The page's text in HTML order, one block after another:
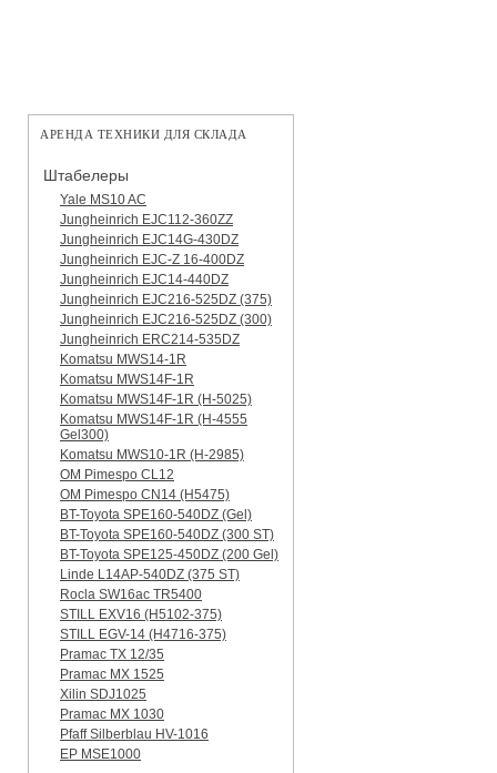
АРЕНДА ТЕХНИКИ ДЛЯ СКЛАДА
Штабелеры
Yale MS10 AC
Jungheinrich EJC112-360ZZ
Jungheinrich EJC14G-430DZ
Jungheinrich EJC-Z 16-400DZ
Jungheinrich EJC14-440DZ
Jungheinrich EJC216-525DZ (375)
Jungheinrich EJC216-525DZ (300)
Jungheinrich ERC214-535DZ
Komatsu MWS14-1R
Komatsu MWS14F-1R
Komatsu MWS14F-1R (H-5025)
Komatsu MWS14F-1R (H-4555
Gel300)
Komatsu MWS10-1R (Н-2985)
OM Pimespo CL12
OM Pimespo CN14 (Н5475)
BT-Toyota SPE160-540DZ (Gel)
BT-Toyota SPE160-540DZ (300 ST)
BT-Toyota SPE125-450DZ (200 Gel)
Linde L14AP-540DZ (375 ST)
Rocla SW16ac TR5400
STILL EXV16 (H5102-375)
STILL EGV-14 (H4716-375)
Pramac TX 12/35
Pramac MX 1525
Xilin SDJ1025
Pramac MX 1030
Pfaff Silberblau HV-1016
EP MSE1000